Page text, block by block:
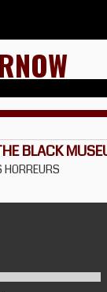
BLACK
HORREURS